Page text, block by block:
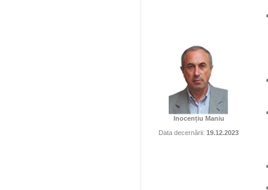
Inocențiu Maniu
Data decernării: 19.12.2023